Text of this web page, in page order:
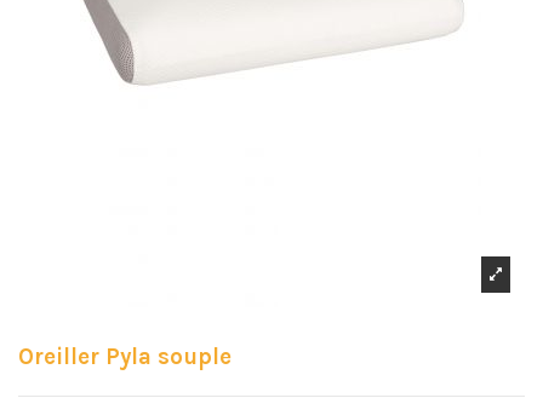
Oreiller Pyla souple